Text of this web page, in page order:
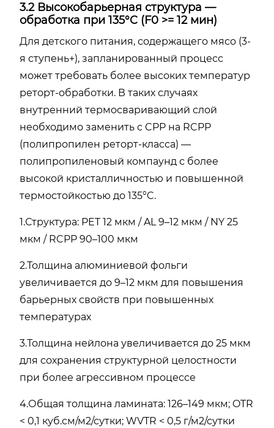
3.2 Высокобарьерная структура —
обработка при 135°C (F0 >= 12 мин)
Для детского питания, содержащего мясо (3-
я ступень+), запланированный процесс
может требовать более высоких температур
реторт-обработки. В таких случаях
внутренний термосваривающий слой
необходимо заменить с CPP на RCPP
(полипропилен реторт-класса) —
полипропиленовый компаунд с более
высокой кристалличностью и повышенной
термостойкостью до 135°C.
1.Структура: PET 12 мкм / AL 9–12 мкм / NY 25
мкм / RCPP 90–100 мкм
2.Толщина алюминиевой фольги
увеличивается до 9–12 мкм для повышения
барьерных свойств при повышенных
температурах
3.Толщина нейлона увеличивается до 25 мкм
для сохранения структурной целостности
при более агрессивном процессе
4.Общая толщина ламината: 126–149 мкм; OTR
< 0,1 куб.см/м2/сутки; WVTR < 0,5 г/м2/сутки